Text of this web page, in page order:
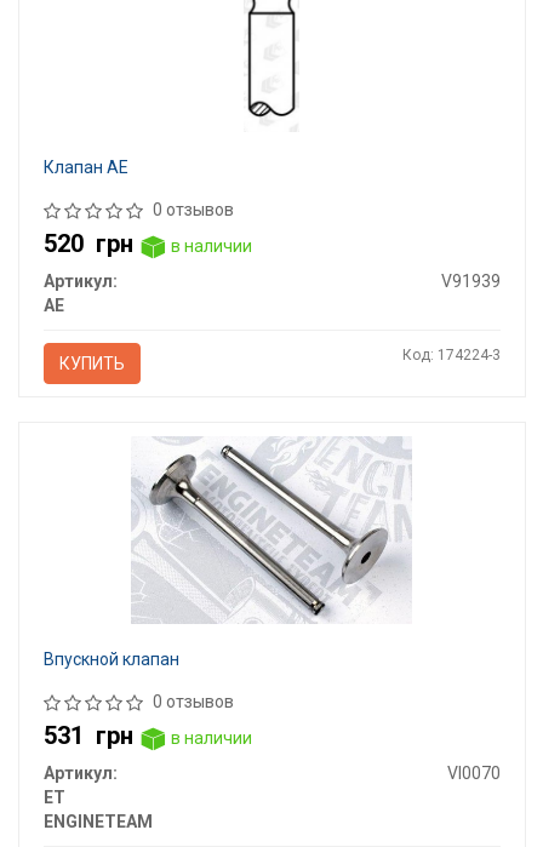
Клапан AE
0 отзывов
520 грн
в наличии
Артикул:
V91939
AE
КУПИТЬ Код: 174224-3
Впускной клапан
0 отзывов
531 грн
в наличии
Артикул:
VI0070
ET
ENGINETEAM